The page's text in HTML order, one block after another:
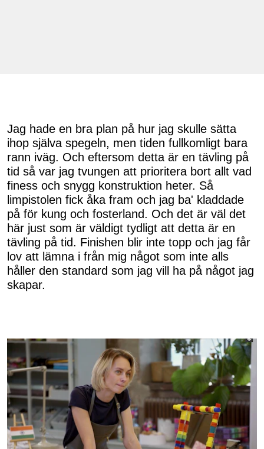
Jag hade en bra plan på hur jag skulle sätta
ihop själva spegeln, men tiden fullkomligt bara
rann iväg. Och eftersom detta är en tävling på
tid så var jag tvungen att prioritera bort allt vad
finess och snygg konstruktion heter. Så
limpistolen fick åka fram och jag ba' kladdade
på för kung och fosterland. Och det är väl det
här just som är väldigt tydligt att detta är en
tävling på tid. Finishen blir inte topp och jag får
lov att lämna i från mig något som inte alls
håller den standard som jag vill ha på något jag
skapar.